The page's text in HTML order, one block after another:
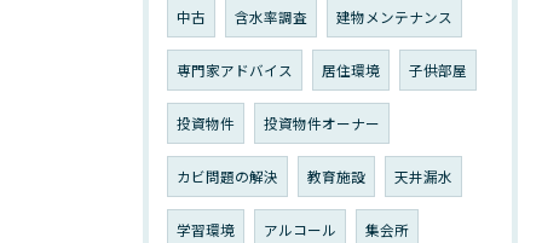
中古 含水率調査 建物メンテナンス
専門家アドバイス 居住環境 子供部屋
投資物件 投資物件オーナー
カビ問題の解決 教育施設 天井漏水
学習環境 アルコール 集会所